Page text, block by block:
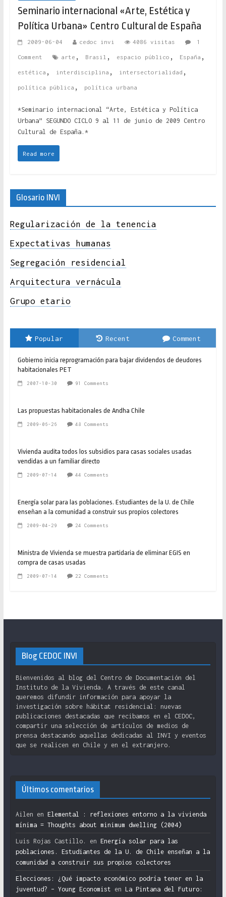
Seminario internacional «Arte, Estética y
Política Urbana» Centro Cultural de España
2009-06-04 cedoc invi 4086 visitas 1
Comment arte , Brasil , espacio público , España ,
estética , interdisciplina , intersectorialidad ,
política pública , política urbana
*Seminario internacional “Arte, Estética y Política
Urbana” SEGUNDO CICLO 9 al 11 de junio de 2009 Centro
Cultural de España.*
Read more
Glosario INVI
Regularización de la tenencia
Expectativas humanas
Segregación residencial
Arquitectura vernácula
Grupo etario
Popular Recent Comment
Gobierno inicia reprogramación para bajar dividendos de deudores
habitacionales PET
2007-10-30 91 Comments
Las propuestas habitacionales de Andha Chile
2009-06-26 48 Comments
Vivienda audita todos los subsidios para casas sociales usadas
vendidas a un familiar directo
2009-07-14 44 Comments
Energía solar para las poblaciones. Estudiantes de la U. de Chile
enseñan a la comunidad a construir sus propios colectores
2009-04-29 24 Comments
Ministra de Vivienda se muestra partidaria de eliminar EGIS en
compra de casas usadas
2009-07-14 22 Comments
Blog CEDOC INVI
Bienvenidos al blog del Centro de Documentación del
Instituto de la Vivienda. A través de este canal
queremos difundir información para apoyar la
investigación sobre hábitat residencial: nuevas
publicaciones destacadas que recibamos en el CEDOC,
compartir una selección de artículos de medios de
prensa destacando aquellas dedicadas al INVI y eventos
que se realicen en Chile y en el extranjero.
Últimos comentarios
Ailen en Elemental : reflexiones entorno a la vivienda
mínima = Thoughts about minimum dwelling (2004)
Luis Rojas Castillo. en Energía solar para las
poblaciones. Estudiantes de la U. de Chile enseñan a la
comunidad a construir sus propios colectores
Elecciones: ¿Qué impacto económico podría tener en la
juventud? – Young Economist en La Pintana del Futuro: